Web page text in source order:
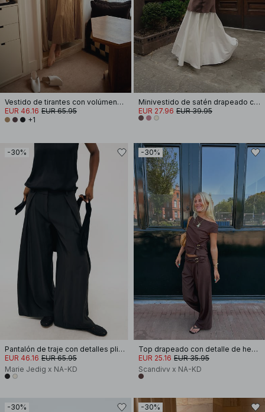
Vestido de tirantes con volúmenes fruncidos
EUR 46.16 EUR 65.95
+1
Minivestido de satén drapeado con cuello halter
EUR 27.96 EUR 39.95
-30%
Pantalón de traje con detalles plisados
EUR 46.16 EUR 65.95
Marie Jedig x NA-KD
-30%
Top drapeado con detalle de hebilla
EUR 25.16 EUR 35.95
Scandivv x NA-KD
-30% -30%